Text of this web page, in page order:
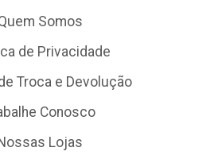
Somos
de Privacidade
Troca e Devolução
Conosco
Lojas